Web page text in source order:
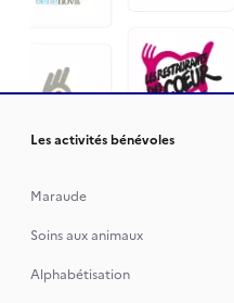
Les activités bénévoles
Maraude
Soins aux animaux
Alphabétisation